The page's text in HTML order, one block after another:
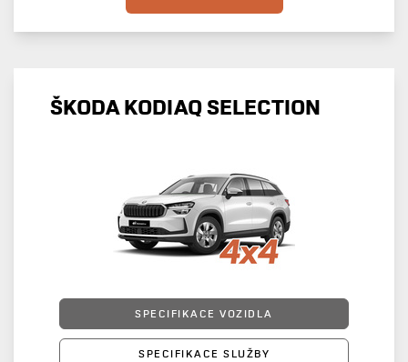
ŠKODA KODIAQ SELECTION
SPECIFIKACE VOZIDLA
SPECIFIKACE SLUŽBY